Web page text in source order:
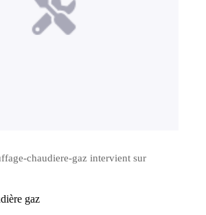
chaudiere-gaz intervient sur
gaz